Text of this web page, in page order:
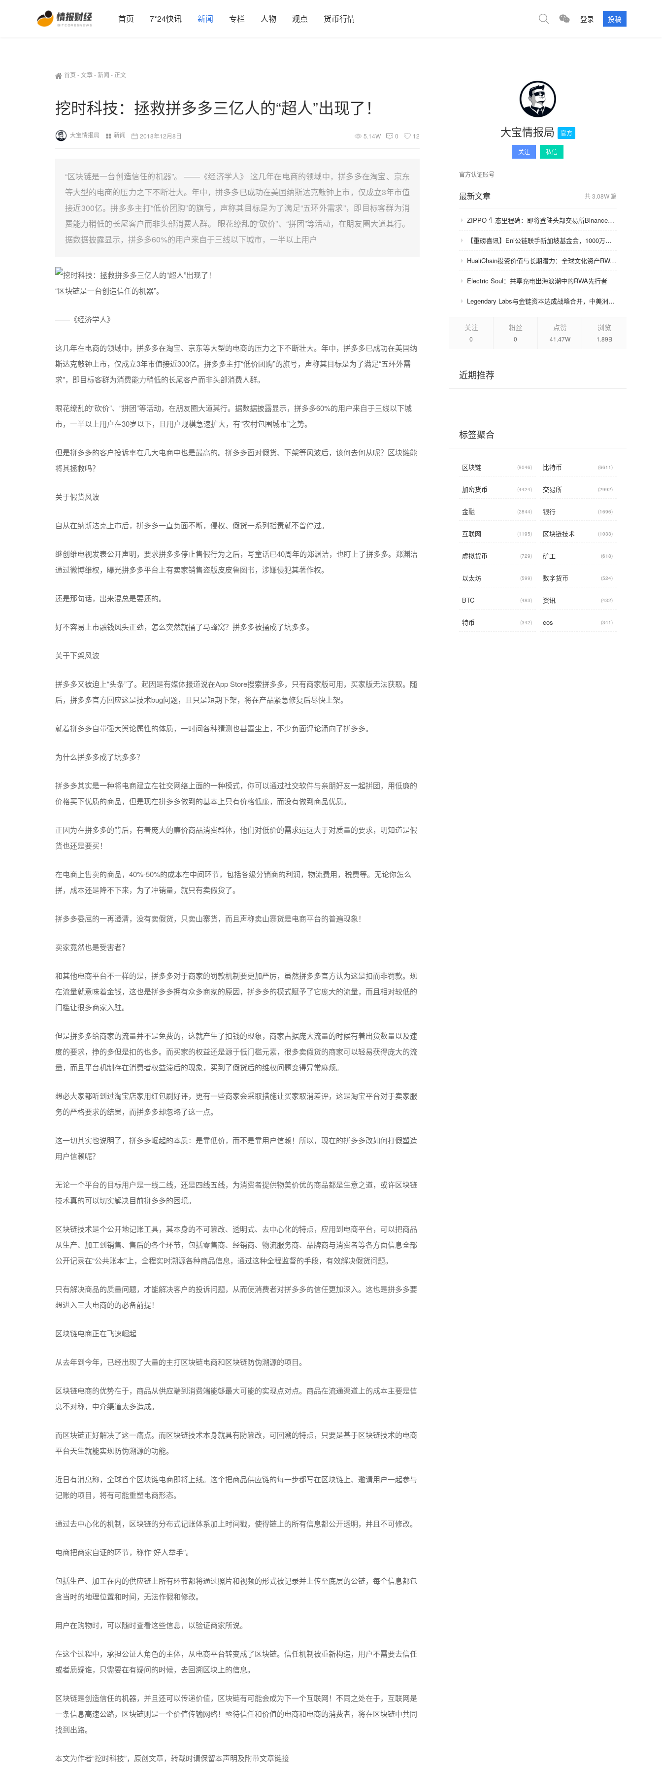
首页 7*24快讯 新闻 专栏 人物 观点 货币行情 登录 投稿
首页 -文章-新闻 - 正文
挖时科技：拯救拼多多三亿人的“超人”出现了！
大宝情报局 新闻 2018年12月8日 5.14W 0 12
“区块链是一台创造信任的机器”。 ——《经济学人》 这几年在电商的领域中，拼多多在淘宝、京东
等大型的电商的压力之下不断壮大。年中，拼多多已成功在美国纳斯达克敲钟上市，仅成立3年市值
接近300亿。拼多多主打“低价团购”的旗号，声称其目标是为了满足“五环外需求”，即目标客群为消
费能力稍低的长尾客户而非头部消费人群。 眼花缭乱的“砍价”、“拼团”等活动，在朋友圈大道其行。
据数据披露显示，拼多多60%的用户来自于三线以下城市，一半以上用户
“区块链是一台创造信任的机器”。
——《经济学人》
这几年在电商的领域中，拼多多在淘宝、京东等大型的电商的压力之下不断壮大。年中，拼多多已成功在美国纳
斯达克敲钟上市，仅成立3年市值接近300亿。拼多多主打“低价团购”的旗号，声称其目标是为了满足“五环外需
求”，即目标客群为消费能力稍低的长尾客户而非头部消费人群。
眼花缭乱的“砍价”、“拼团”等活动，在朋友圈大道其行。据数据披露显示，拼多多60%的用户来自于三线以下城
市，一半以上用户在30岁以下，且用户规模急速扩大，有“农村包围城市”之势。
但是拼多多的客户投诉率在几大电商中也是最高的。拼多多面对假货、下架等风波后，该何去何从呢？区块链能
将其拯救吗？
关于假货风波
自从在纳斯达克上市后，拼多多一直负面不断，侵权、假货一系列指责就不曾停过。
继创维电视发表公开声明，要求拼多多停止售假行为之后，写童话已40周年的郑渊洁，也盯上了拼多多。郑渊洁
通过微博维权，曝光拼多多平台上有卖家销售盗版皮皮鲁图书，涉嫌侵犯其著作权。
还是那句话，出来混总是要还的。
好不容易上市融钱风头正劲，怎么突然就捅了马蜂窝？拼多多被捅成了坑多多。
关于下架风波
拼多多又被迫上“头条”了。起因是有媒体报道说在App Store搜索拼多多，只有商家版可用，买家版无法获取。随
后，拼多多官方回应这是技术bug问题，且只是短期下架，将在产品紧急修复后尽快上架。
就着拼多多自带强大舆论属性的体质，一时间各种猜测也甚嚣尘上，不少负面评论涌向了拼多多。
为什么拼多多成了坑多多？
拼多多其实是一种将电商建立在社交网络上面的一种模式，你可以通过社交软件与亲朋好友一起拼团，用低廉的
价格买下优质的商品，但是现在拼多多做到的基本上只有价格低廉，而没有做到商品优质。
正因为在拼多多的背后，有着庞大的廉价商品消费群体，他们对低价的需求远远大于对质量的要求，明知道是假
货也还是要买！
在电商上售卖的商品，40%-50%的成本在中间环节，包括各级分销商的利润，物流费用，税费等。无论你怎么
拼，成本还是降不下来，为了冲销量，就只有卖假货了。
拼多多委屈的一再澄清，没有卖假货，只卖山寨货，而且声称卖山寨货是电商平台的普遍现象！
卖家竟然也是受害者？
和其他电商平台不一样的是，拼多多对于商家的罚款机制要更加严厉，虽然拼多多官方认为这是扣而非罚款。现
在流量就意味着金钱，这也是拼多多拥有众多商家的原因，拼多多的模式赋予了它庞大的流量，而且相对较低的
门槛让很多商家入驻。
但是拼多多给商家的流量并不是免费的，这就产生了扣钱的现象，商家占据庞大流量的时候有着出货数量以及速
度的要求，挣的多但是扣的也多。而买家的权益还是源于低门槛元素，很多卖假货的商家可以轻易获得庞大的流
量，而且平台机制存在消费者权益滞后的现象，买到了假货后的维权问题变得异常麻烦。
想必大家都听到过淘宝店家用红包刷好评，更有一些商家会采取措施让买家取消差评，这是淘宝平台对于卖家服
务的严格要求的结果，而拼多多却忽略了这一点。
这一切其实也说明了，拼多多崛起的本质：是靠低价，而不是靠用户信赖！所以，现在的拼多多改如何打假塑造
用户信赖呢？
无论一个平台的目标用户是一线二线，还是四线五线，为消费者提供物美价优的商品都是生意之道，或许区块链
技术真的可以切实解决目前拼多多的困境。
区块链技术是个公开地记账工具，其本身的不可篡改、透明式、去中心化的特点，应用到电商平台，可以把商品
从生产、加工到销售、售后的各个环节，包括零售商、经销商、物流服务商、品牌商与消费者等各方面信息全部
公开记录在“公共账本”上，全程实时溯源各种商品信息，通过这种全程监督的手段，有效解决假货问题。
只有解决商品的质量问题，才能解决客户的投诉问题，从而使消费者对拼多多的信任更加深入。这也是拼多多要
想进入三大电商的的必备前提！
区块链电商正在飞速崛起
从去年到今年，已经出现了大量的主打区块链电商和区块链防伪溯源的项目。
区块链电商的优势在于，商品从供应端到消费端能够最大可能的实现点对点。商品在流通渠道上的成本主要是信
息不对称，中介渠道太多造成。
而区块链正好解决了这一痛点。而区块链技术本身就具有防篡改，可回溯的特点，只要是基于区块链技术的电商
平台天生就能实现防伪溯源的功能。
近日有消息称，全球首个区块链电商即将上线。这个把商品供应链的每一步都写在区块链上、邀请用户一起参与
记账的项目，将有可能重塑电商形态。
通过去中心化的机制，区块链的分布式记账体系加上时间戳，使得链上的所有信息都公开透明，并且不可修改。
电商把商家自证的环节，称作“好人举手”。
包括生产、加工在内的供应链上所有环节都将通过照片和视频的形式被记录并上传至底层的公链，每个信息都包
含当时的地理位置和时间，无法作假和修改。
用户在购物时，可以随时查看这些信息，以验证商家所说。
在这个过程中，承担公证人角色的主体，从电商平台转变成了区块链。信任机制被重新构造，用户不需要去信任
或者质疑谁，只需要在有疑问的时候，去回溯区块上的信息。
区块链是创造信任的机器，并且还可以传递价值，区块链有可能会成为下一个互联网！不同之处在于，互联网是
一条信息高速公路，区块链则是一个价值传输网络！亟待信任和价值的电商和电商的消费者，将在区块链中共同
找到出路。
​本文为作者“挖时科技”，原创文章，转载时请保留本声明及附带文章链接
大宝情报局 官方
关注 私信
官方认证账号
最新文章 共 3.08W 篇
ZIPPO 生态里程碑：即将登陆头部交易所Binance，GameFi 与通缩模型开启价值飞轮
【重磅喜讯】Eni公链联手新加坡基金会，1000万美金赋能众环CRC！
HualiChain投资价值与长期潜力：全球文化资产RWA赛道的基础设施级机会正在形成
Electric Soul：共享充电出海浪潮中的RWA先行者
Legendary Labs与金链资本达成战略合并，中美洲牌照加持助力生态升级
关注
0
粉丝
0
点赞
41.47W
浏览
1.89B
近期推荐
标签聚合
区块链 (9046) 比特币 (6611)
加密货币 (4424) 交易所 (2992)
金融 (2844) 银行 (1696)
互联网 (1195) 区块链技术 (1033)
虚拟货币 (729) 矿工 (618)
以太坊 (599) 数字货币 (524)
BTC (483) 资讯 (432)
特币 (342) eos (341)